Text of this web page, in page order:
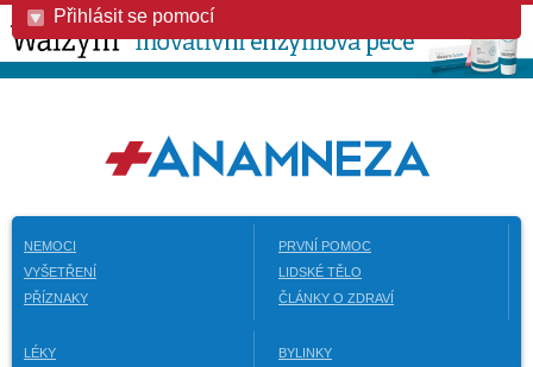
Přihlásit se pomocí
NEMOCI
VYŠETŘENÍ
PŘÍZNAKY
PRVNÍ POMOC
LIDSKÉ TĚLO
ČLÁNKY O ZDRAVÍ
LÉKY
BYLINKY